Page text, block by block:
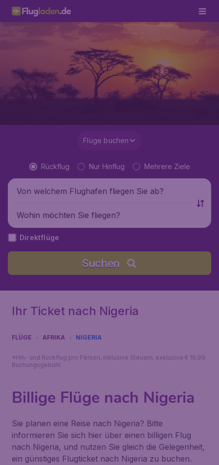
Flüge buchen
Rückflug Nur Hinflug Mehrere Ziele
Von welchem Flughafen fliegen Sie ab?
Wohin möchten Sie fliegen?
Direktflüge
Suchen
Ihr Ticket nach Nigeria
FLÜGE AFRIKA NIGERIA
*Hin- und Rückflug pro Person, inklusive Steuern, exklusive € 19,99
Buchungsgebühr.
Billige Flüge nach Nigeria
Sie planen eine Reise nach Nigeria? Bitte
informieren Sie sich hier über einen billigen Flug
nach Nigeria, und nutzen Sie gleich die Gelegenheit,
ein günstiges Flugticket nach Nigeria zu buchen.